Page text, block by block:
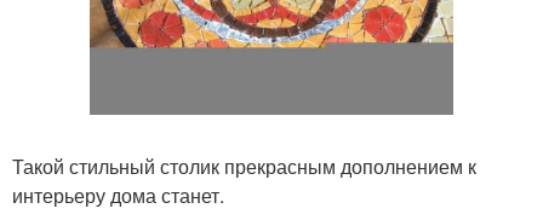
Такой стильный столик прекрасным дополнением к
интерьеру дома станет.